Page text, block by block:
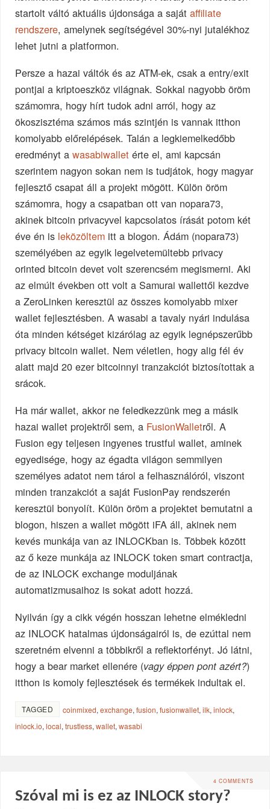
startolt váltó aktuális újdonsága a sajátaffiliate
rendszere, amelynek segítségével 30%-nyi jutalékhoz
lehet jutni a platformon.
Persze a hazai váltók és az ATM-ek, csak a entry/exit
pontjai a kriptoeszköz világnak. Sokkal nagyobb öröm
számomra, hogy hírt tudok adni arról, hogy az
ökoszisztéma számos más szintjén is vannak itthon
komolyabb előrelépések. Talán a legkiemelkedőbb
eredményt awasabiwallet érte el, ami kapcsán
szerintem nagyon sokan nem is tudjátok, hogy magyar
fejlesztő csapat áll a projekt mögött. Külön öröm
számomra, hogy a csapatban ott van nopara73,
akinek bitcoin privacyvel kapcsolatos írását potom két
éve én is leközöltem itt a blogon. Ádám (nopara73)
személyében az egyik legelvetemültebb privacy
orinted bitcoin devet volt szerencsém megismerni. Aki
az elmúlt években ott volt a Samurai wallettől kezdve
a ZeroLinken keresztül az összes komolyabb mixer
wallet fejlesztésben. A wasabi a tavaly nyári indulása
óta minden kétséget kizárólag az egyik legnépszerűbb
privacy bitcoin wallet. Nem véletlen, hogy alig fél év
alatt majd 20 ezer bitcoinnyi tranzakciót biztosítottak a
srácok.
Ha már wallet, akkor ne feledkezzünk meg a másik
hazai wallet projektről sem, a FusionWalletről. A
Fusion egy teljesen ingyenes trustful wallet, aminek
egyedisége, hogy az égadta világon semmilyen
személyes adatot nem tárol a felhasználóról, viszont
minden tranzakciót a saját FusionPay rendszerén
keresztül bonyolít. Külön öröm a projektet bemutatni a
blogon, hiszen a wallet mögött iFA áll, akinek nem
kevés munkája van az INLOCKban is. Többek között
az ő keze munkája az INLOCK token smart contractja,
de az INLOCK exchange moduljának
automatizmusaihoz is sokat adott hozzá.
Nyilván így a cikk végén hosszan lehetne elmékledni
az INLOCK hatalmas újdonságairól is, de ezúttal nem
szeretném elvenni a többikről a reflektorfényt. Jó látni,
hogy a bear market ellenére (vagy éppen pont azért?)
itthon is komoly fejlesztések és termékek indultak el.
TAGGED coinmixed,exchange,fusion,fusionwallet,ilk,inlock,
inlock.io,local,trustless,wallet,wasabi
4 COMMENTS
Szóval mi is ez az INLOCK story?